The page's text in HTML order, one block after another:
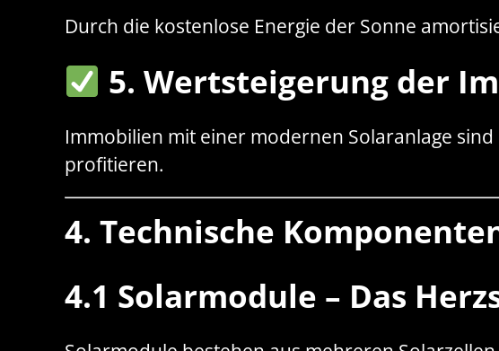
Durch die kostenlose Energie der Sonne
5. Wertsteigerung der
Immobilien mit einer modernen Solaranlage
profitieren.
4. Technische
4.1 Solarmodule – Das